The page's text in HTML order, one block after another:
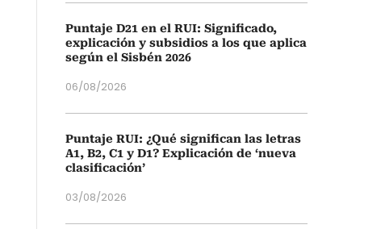
Puntaje D21 en el RUI: Significado,
explicación y subsidios a los que aplica
según el Sisbén 2026
06/08/2026
Puntaje RUI: ¿Qué significan las letras
A1, B2, C1 y D1? Explicación de ‘nueva
clasificación’
03/08/2026